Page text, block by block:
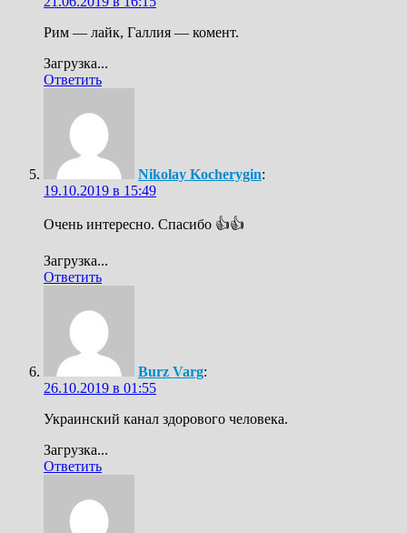
Рим — лайк, Галлия — комент.
Загрузка...
Ответить
Nikolay Kocherygin:
19.10.2019 в 15:49
Очень интересно. Спасибо 👍👍
Загрузка...
Ответить
Burz Varg:
26.10.2019 в 01:55
Украинский канал здорового человека.
Загрузка...
Ответить